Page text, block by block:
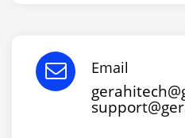
Email